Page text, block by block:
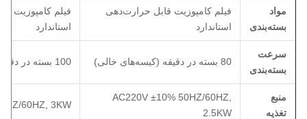
مواد
بسته‌بندی
فیلم کامپوزیت قابل حرارت‌دهی
استاندارد
فیلم کامپوزیت
استاندارد
سرعت
بسته‌بندی
80 بسته در دقیقه (کیسه‌های خالی) 100 بسته در دقیقه (کیسه‌های خالی)
منبع
تغذیه
AC220V ±10% 50HZ/60HZ,
2.5KW
60HZ, 3KW